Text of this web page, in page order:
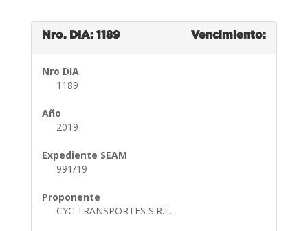
Nro. DIA: 1189 Vencimiento:
Nro DIA
1189
Año
2019
Expediente SEAM
991/19
Proponente
CYC TRANSPORTES S.R.L.